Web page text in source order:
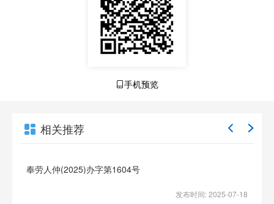
手机预览
相关推荐
奉劳人仲(2025)办字第1604号
发布时间: 2025-07-18